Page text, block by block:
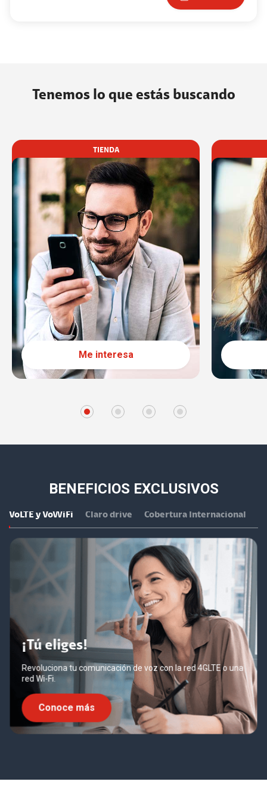
Tenemos lo que estás buscando
TIENDA
Me interesa
BENEFICIOS EXCLUSIVOS
VoLTE y VoWiFi Claro drive Cobertura Internacional
¡Tú eliges!
Revoluciona tu comunicación de voz con la red 4GLTE o una
red Wi-Fi.
Conoce más